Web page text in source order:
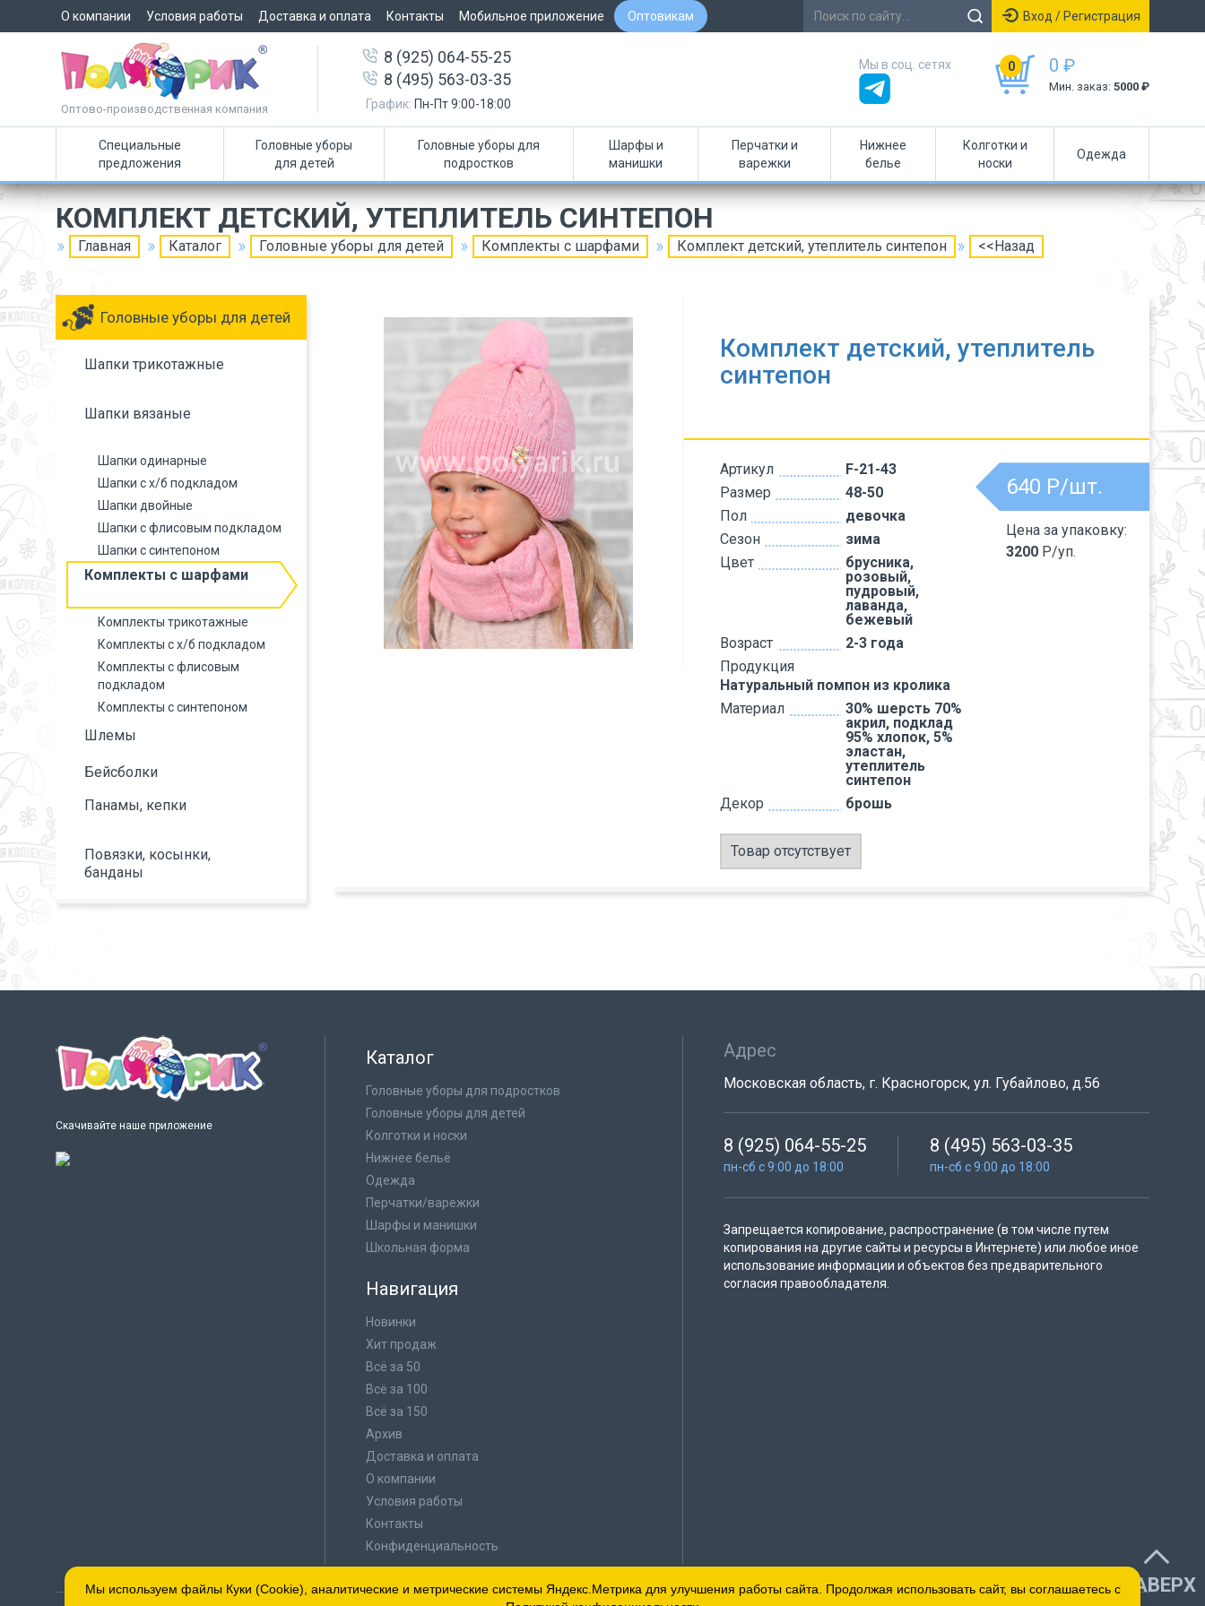
О компании Условия работы Доставка и оплата Контакты Мобильное приложение Оптовикам Вход / Регистрация
Оптово-производственная компания
8 (925) 064-55-25
8 (495) 563-03-35
График: Пн-Пт 9:00-18:00
0 0 ₽
Мин. заказ: 5000 ₽
Мы в соц. сетях
Специальные
предложения
Головные уборы
для детей
Головные уборы для
подростков
Шарфы и
манишки
Перчатки и
варежки
Нижнее
белье
Колготки и
носки
Одежда
КОМПЛЕКТ ДЕТСКИЙ, УТЕПЛИТЕЛЬ СИНТЕПОН
Главная Каталог Головные уборы для детей Комплекты с шарфами Комплект детский, утеплитель синтепон <<Назад
Головные уборы для детей
Шапки трикотажные
Шапки вязаные
Шапки одинарные
Шапки с х/б подкладом
Шапки двойные
Шапки с флисовым подкладом
Шапки с синтепоном
Комплекты с шарфами
Комплекты трикотажные
Комплекты с х/б подкладом
Комплекты с флисовым
подкладом
Комплекты с синтепоном
Шлемы
Бейсболки
Панамы, кепки
Повязки, косынки,
банданы
Комплект детский, утеплитель
синтепон
Артикул
F-21-43
Размер
48-50
Пол
девочка
Сезон
зима
Цвет
брусника,
розовый,
пудровый,
лаванда,
бежевый
Возраст
2-3 года
Продукция
Натуральный помпон из кролика
Материал
30% шерсть 70%
акрил, подклад
95% хлопок, 5%
эластан,
утеплитель
синтепон
Декор
брошь
640 Р/шт.
Цена за упаковку:
3200 Р/уп.
Товар отсутствует
Скачивайте наше приложение
Каталог
Головные уборы для подростков
Головные уборы для детей
Колготки и носки
Нижнее бельё
Одежда
Перчатки/варежки
Шарфы и манишки
Школьная форма
Навигация
Новинки
Хит продаж
Всё за 50
Всё за 100
Всё за 150
Архив
Доставка и оплата
О компании
Условия работы
Контакты
Конфиденциальность
Адрес
Московская область, г. Красногорск, ул. Губайлово, д.56
8 (925) 064-55-25
пн-сб с 9:00 до 18:00
8 (495) 563-03-35
пн-сб с 9:00 до 18:00
Запрещается копирование, распространение (в том числе путем
копирования на другие сайты и ресурсы в Интернете) или любое иное
использование информации и объектов без предварительного
согласия правообладателя.
НАВЕРХ
Мы используем файлы Куки (Cookie), аналитические и метрические системы Яндекс.Метрика для улучшения работы сайта. Продолжая использовать сайт, вы соглашаетесь с